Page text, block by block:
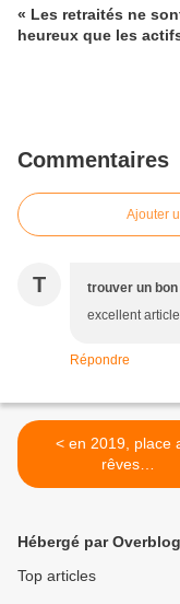
« Les retraités ne
heureux que les
Commentaires
Ajouter
T trouver un
excellent
Répondre
< en 2019, place aux
rêves…
Hébergé par Overblog
Top articles